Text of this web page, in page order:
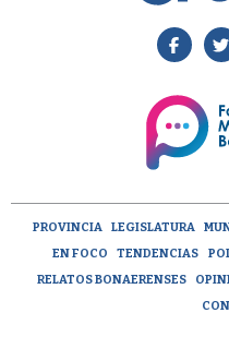
PROVINCIA LEGISLATURA
EN FOCO
TENDENCIAS
RELATOS BONAERENSES